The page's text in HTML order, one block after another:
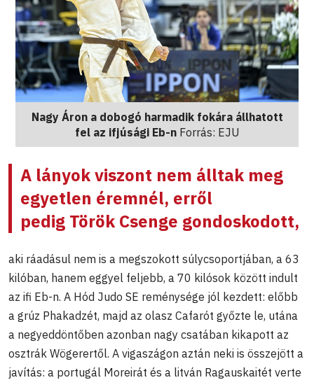
Nagy Áron a dobogó harmadik fokára állhatott
fel az ifjúsági Eb-n Forrás: EJU
A lányok viszont nem álltak meg
egyetlen éremnél, erről
pedig Török Csenge gondoskodott,
aki ráadásul nem is a megszokott súlycsoportjában, a 63
kilóban, hanem eggyel feljebb, a 70 kilósok között indult
az ifi Eb-n. A Hód Judo SE reménysége jól kezdett: előbb
a grúz Phakadzét, majd az olasz Cafarót győzte le, utána
a negyeddöntőben azonban nagy csatában kikapott az
osztrák Wögerertől. A vigaszágon aztán neki is összejött a
javítás: a portugál Moreirát és a litván Ragauskaitét verte